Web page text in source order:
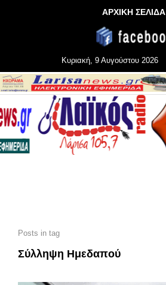
ΑΡΧΙΚΗ ΣΕΛΙΔΑ
Κυριακή, 9 Αυγούστου 2026
Posts in tag
Σύλληψη Ημεδαπού